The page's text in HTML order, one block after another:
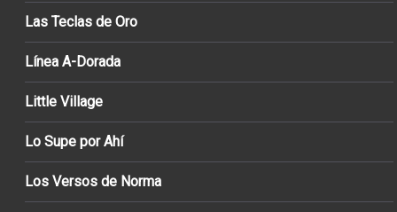
Las Teclas de Oro
Línea A-Dorada
Little Village
Lo Supe por Ahí
Los Versos de Norma